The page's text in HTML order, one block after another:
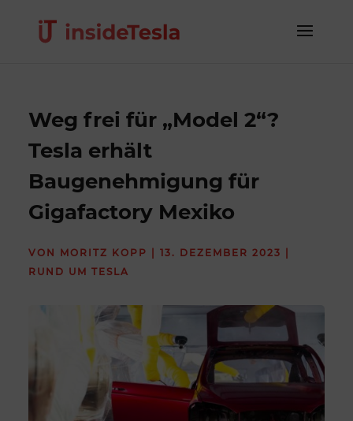
Weg frei für „Model 2“?
Tesla erhält
Baugenehmigung für
Gigafactory Mexiko
VON MORITZ KOPP |13. DEZEMBER 2023
RUND UM TESLA